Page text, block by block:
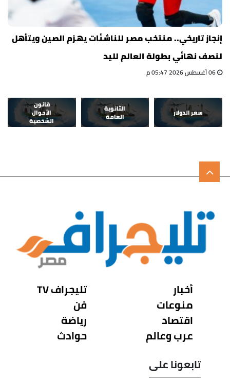
إنجاز تاريخي.. منتخب مصر للناشئات يهزم الصين ويتأهل
لنصف نهائي بطولة العالم لليد
سعر الدولار
الثانوية
العامة
قانون
الأحوال
الشخصية
أخبار
منوعات
اقتصاد
عرب وعالم
تليجراف TV
فن
رياضة
حوادث
تابعونا على